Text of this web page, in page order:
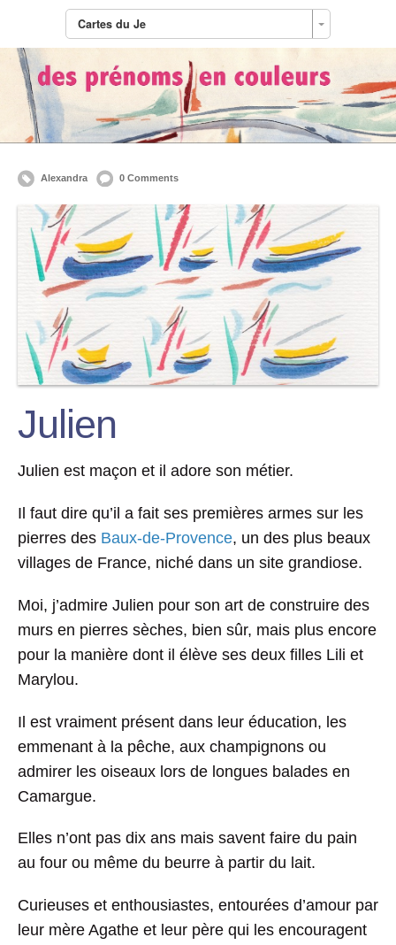
Cartes du Je
Alexandra 0 Comments
Julien
Julien est maçon et il adore son métier.
Il faut dire qu’il a fait ses premières armes sur les
pierres des Baux-de-Provence, un des plus beaux
villages de France, niché dans un site grandiose.
Moi, j’admire Julien pour son art de construire des
murs en pierres sèches, bien sûr, mais plus encore
pour la manière dont il élève ses deux filles Lili et
Marylou.
Il est vraiment présent dans leur éducation, les
emmenant à la pêche, aux champignons ou
admirer les oiseaux lors de longues balades en
Camargue.
Elles n’ont pas dix ans mais savent faire du pain
au four ou même du beurre à partir du lait.
Curieuses et enthousiastes, entourées d’amour par
leur mère Agathe et leur père qui les encouragent